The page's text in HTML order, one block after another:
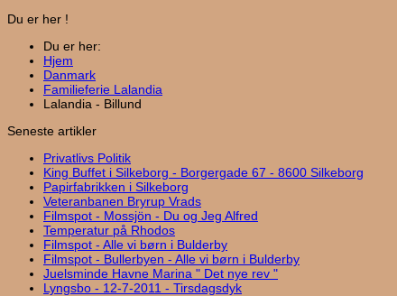
Du er her !
Du er her:
Hjem
Danmark
Familieferie Lalandia
Lalandia - Billund
Seneste artikler
Privatlivs Politik
King Buffet i Silkeborg - Borgergade 67 - 8600 Silkeborg
Papirfabrikken i Silkeborg
Veteranbanen Bryrup Vrads
Filmspot - Mossjön - Du og Jeg Alfred
Temperatur på Rhodos
Filmspot - Alle vi børn i Bulderby
Filmspot - Bullerbyen - Alle vi børn i Bulderby
Juelsminde Havne Marina " Det nye rev "
Lyngsbo - 12-7-2011 - Tirsdagsdyk